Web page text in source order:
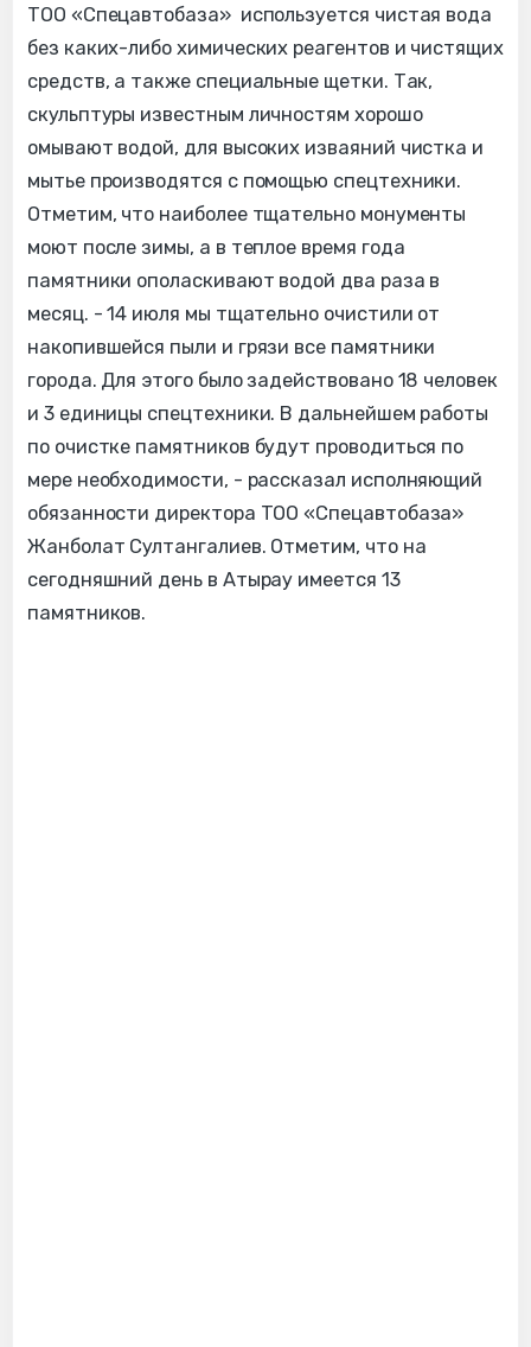
ТОО «Спецавтобаза» используется чистая вода
без каких-либо химических реагентов и чистящих
средств, а также специальные щетки. Так,
скульптуры известным личностям хорошо
омывают водой, для высоких изваяний чистка и
мытье производятся с помощью спецтехники.
Отметим, что наиболее тщательно монументы
моют после зимы, а в теплое время года
памятники ополаскивают водой два раза в
месяц. - 14 июля мы тщательно очистили от
накопившейся пыли и грязи все памятники
города. Для этого было задействовано 18 человек
и 3 единицы спецтехники. В дальнейшем работы
по очистке памятников будут проводиться по
мере необходимости, - рассказал исполняющий
обязанности директора ТОО «Спецавтобаза»
Жанболат Султангалиев. Отметим, что на
сегодняшний день в Атырау имеется 13
памятников.